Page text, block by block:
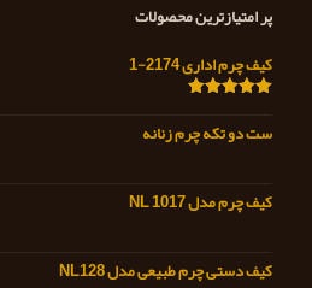
پر امتیازترین محصولات
کیف چرم اداری 2174-1
ست دو تکه چرم زنانه
کیف چرم مدل NL 1017
کیف دستی چرم طبیعی مدل NL128